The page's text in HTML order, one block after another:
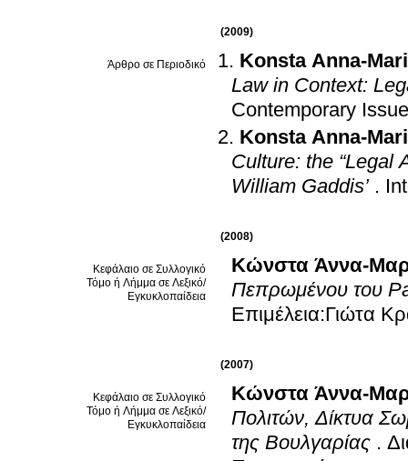
(2009)
Άρθρο σε Περιοδικό
Konsta Anna-
Law in Context:
Contemporary
Konsta Anna-
Culture: the “Legal
William Gaddis’ .
(2008)
Κεφάλαιο σε Συλλογικό
Τόμο ή Λήμμα σε Λεξικό/
Εγκυκλοπαίδεια
Κώνστα Άννα-
Πεπρωμένου του
Επιμέλεια:Γιώτα
(2007)
Κεφάλαιο σε Συλλογικό
Τόμο ή Λήμμα σε Λεξικό/
Εγκυκλοπαίδεια
Κώνστα Άννα-
Πολιτών, Δίκτυα
της Βουλγαρίας .